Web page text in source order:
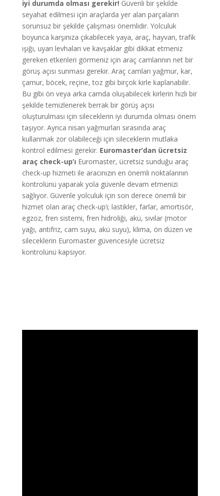
iyi durumda olması gerekir! Güvenli bir şekilde
seyahat edilmesi için araçlarda yer alan parçaların
sorunsuz bir şekilde çalışması önemlidir. Yolculuk
boyunca karşınıza çıkabilecek yaya, araç, hayvan, trafik
ışığı, uyarı levhaları ve kavşaklar gibi dikkat etmeniz
gereken etkenleri görmeniz için araç camlarının net bir
görüş açısı sunması gerekir. Araç camları yağmur, kar,
çamur, böcek, reçine, toz gibi birçok kirle kaplanabilir.
Bu gibi ön veya arka camda oluşabilecek kirlerin hızlı bir
şekilde temizlenerek berrak bir görüş açısı
oluşturulması için sileceklerin iyi durumda olması önem
taşıyor. Ayrıca nisan yağmurları sırasında araç
kullanmak zor olabileceği için sileceklerin mutlaka
kontrol edilmesi gerekir. Euromaster’dan ücretsiz
araç check-up’ı Euromaster, ücretsiz sunduğu araç
check-up hizmeti ile aracınızın en önemli noktalarının
kontrolünü yaparak yola güvenle devam etmenizi
sağlıyor. Güvenle yolculuk için son derece önemli bir
hizmet olan araç check-up’ı; lastikler, farlar, amortisör,
egzoz, fren sistemi, fren hidroliği, akü, sıvılar (motor
yağı, antifriz, cam suyu, akü suyu), klima, ön düzen ve
sileceklerin Euromaster güvencesiyle ücretsiz
kontrolünü kapsıyor.